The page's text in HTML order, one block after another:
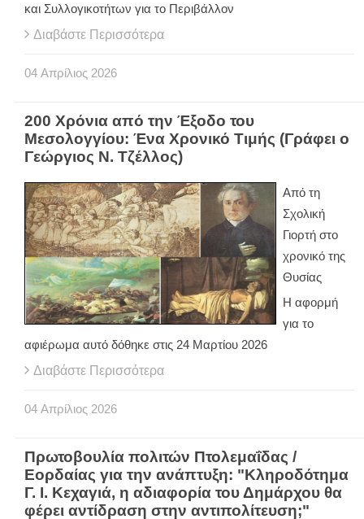
και Συλλογικοτήτων για το Περιβάλλον
Διαβάστε Περισσότερα
04 Απρίλιος 2026
200 Χρόνια από την Έξοδο του
Μεσολογγίου: Ένα Χρονικό Τιμής (Γράφει ο
Γεώργιος Ν. Τζέλλος)
Από τη
Σχολική
Γιορτή στο
χρονικό της
Θυσίας
Η αφορμή
για το
αφιέρωμα αυτό δόθηκε στις 24 Μαρτίου 2026
Διαβάστε Περισσότερα
04 Απρίλιος 2026
Πρωτοβουλία πολιτών Πτολεμαΐδας /
Εορδαίας για την ανάπτυξη: "Κληροδότημα
Γ. Ι. Κεχαγιά, η αδιαφορία του Δημάρχου θα
φέρει αντίδραση στην αντιπολίτευση;"